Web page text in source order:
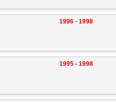
1996 - 1998
1995 - 1998